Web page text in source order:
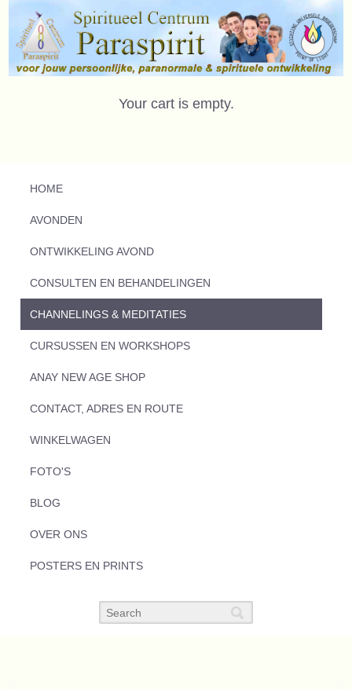
Your cart is empty.
HOME
AVONDEN
ONTWIKKELING AVOND
CONSULTEN EN BEHANDELINGEN
CHANNELINGS & MEDITATIES
CURSUSSEN EN WORKSHOPS
ANAY NEW AGE SHOP
CONTACT, ADRES EN ROUTE
WINKELWAGEN
FOTO'S
BLOG
OVER ONS
POSTERS EN PRINTS